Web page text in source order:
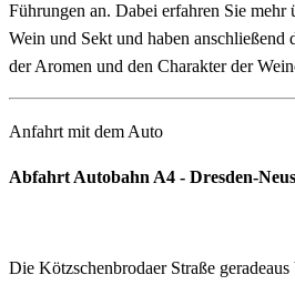
Führungen an. Dabei erfahren Sie mehr
Wein und Sekt und haben
der Aromen und den Charakter der
Anfahrt mit dem Auto
Abfahrt Autobahn A4 - Dresden-
Die Kötzschenbrodaer Straße